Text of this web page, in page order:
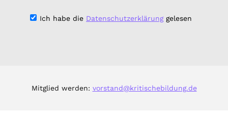
Ich habe die Datenschutzerklärunggelesen
Mitglied werden: vorstand@kritischebildung.de